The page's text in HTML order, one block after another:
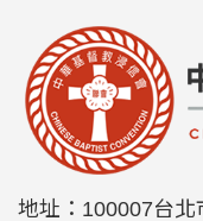
地址： 100007台